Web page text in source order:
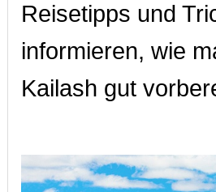
Reisetipps und
informieren, wie
Kailash gut